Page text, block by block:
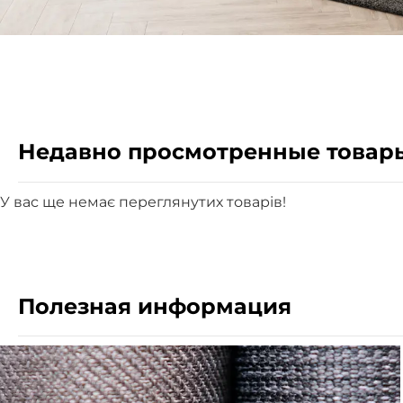
Недавно просмотренные
У вас ще немає переглянутих товарів!
Полезная информация